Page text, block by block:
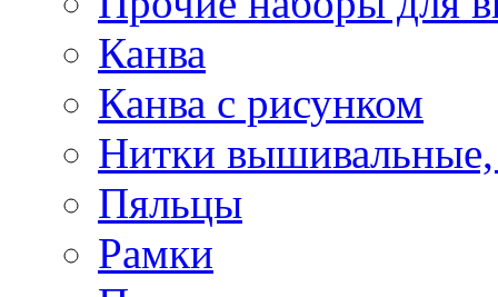
Канва
Канва с рисунком
Нитки
Пяльцы
Рамки